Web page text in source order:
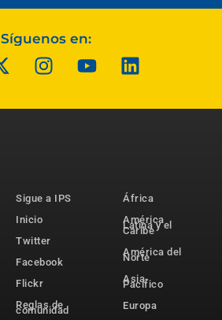
Síguenos en:
Sigue a IPS
Inicio
Twitter
Facebook
Flickr
Reglas de
comunidad
África
América
Latina y el
Caribe
América del
Norte
Asia-
Pacífico
Europa